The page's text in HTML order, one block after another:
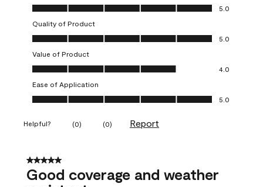
Overall Appearance, 5.0 out of 5
5.0
Quality of Product
Quality of Product, 5.0 out of 5
5.0
Value of Product
Value of Product, 4.0 out of 5
4.0
Ease of Application
Ease of Application, 5.0 out of 5
5.0
Helpful? (0) (0) Report
5 out of 5 stars.
Good coverage and weather